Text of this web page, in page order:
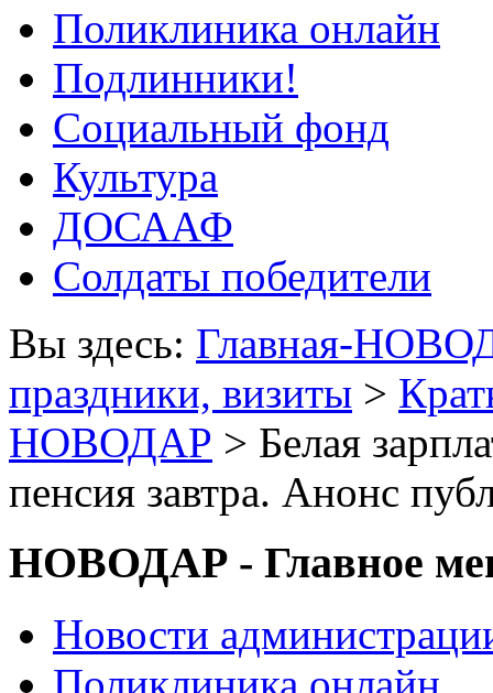
Поликлиника онлайн
Подлинники!
Социальный фонд
Культура
ДОСААФ
Солдаты победители
Вы здесь: Главная-
праздники, визиты >
НОВОДАР > Белая
пенсия завтра. Анонс
НОВОДАР - Главное
Новости